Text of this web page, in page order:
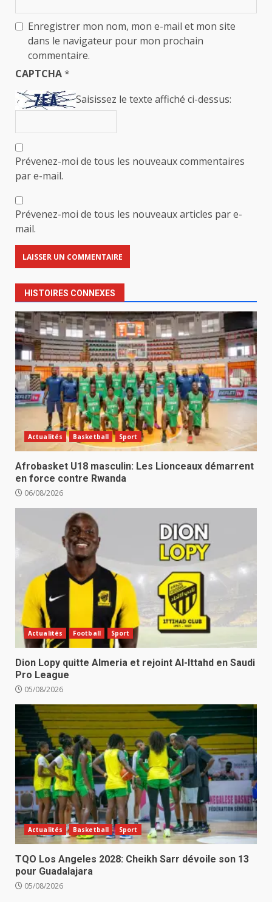
Enregistrer mon nom, mon e-mail et mon site
dans le navigateur pour mon prochain
commentaire.
CAPTCHA*
Saisissez le texte affiché ci-dessus:
Prévenez-moi de tous les nouveaux commentaires
par e-mail.
Prévenez-moi de tous les nouveaux articles par e-
mail.
HISTOIRES CONNEXES
Actualités Basketball Sport
Afrobasket U18 masculin: Les Lionceaux démarrent
en force contre Rwanda
06/08/2026
Actualités Football Sport
Dion Lopy quitte Almeria et rejoint Al-Ittahd en Saudi
Pro League
05/08/2026
Actualités Basketball Sport
TQO Los Angeles 2028: Cheikh Sarr dévoile son 13
pour Guadalajara
05/08/2026